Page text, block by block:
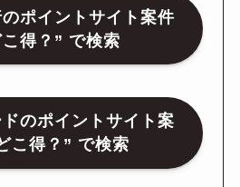
ポイントサイト案件
得？” で検索
のポイントサイト案
こ得？” で検索